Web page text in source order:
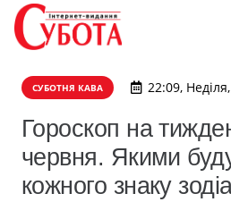
СУБОТНЯ КАВА 22:09,
Гороскоп на
червня. Якими
кожного знаку